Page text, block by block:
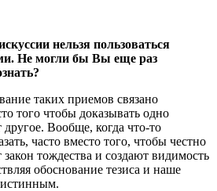
нельзя пользоваться
Не могли бы Вы еще раз
таких приемов связано
того чтобы доказывать одно
Вообще, когда что-то
часто вместо того, чтобы честно
тождества и создают видимость
обоснование тезиса и наше